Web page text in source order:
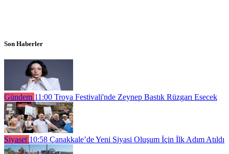
Son Haberler
Gündem 11:00 Troya Festivali'nde Zeynep Bastık Rüzgarı Esecek
Siyaset 10:58 Çanakkale’de Yeni Siyasi Oluşum İçin İlk Adım Atıldı